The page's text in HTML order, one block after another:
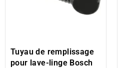
Tuyau de remplissage
pour lave-linge Bosch